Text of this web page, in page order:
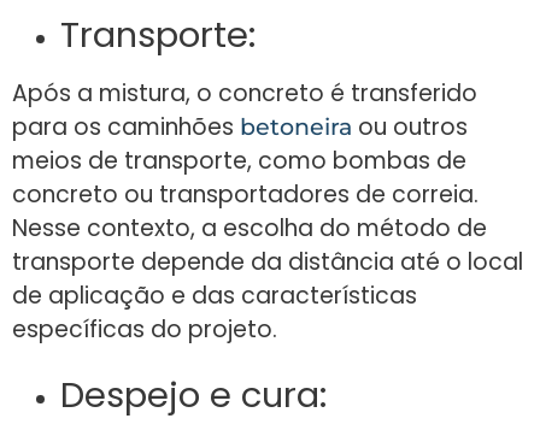
Transporte:
Após a mistura, o concreto é transferido
para os caminhões betoneira ou outros
meios de transporte, como bombas de
concreto ou transportadores de correia.
Nesse contexto, a escolha do método de
transporte depende da distância até o local
de aplicação e das características
específicas do projeto.
Despejo e cura: